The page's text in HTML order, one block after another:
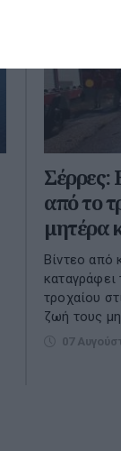
Σέρρες:
από το
μητέρα
Βίντεο από
καταγράφει
τροχαίου
ζωή τους
07